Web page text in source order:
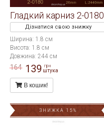
Гладкий карниз 2-0180
Дізнатися свою знижку
Ширина: 1.8 см
Висота: 1.8 см
Довжина: 244 см
164 139 грн
штука
В кошик!
ЗНИЖКА 15%